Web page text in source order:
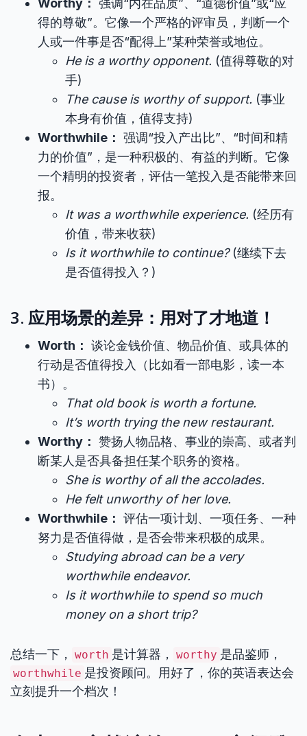
Worthy： 强调“内在品质”、“道德价值”或“应
得的尊敬”。它像一个严格的评审员，判断一个
人或一件事是否“配得上”某种荣誉或地位。
He is a worthy opponent. (值得尊敬的对
手)
The cause is worthy of support. (事业
本身有价值，值得支持)
Worthwhile： 强调“投入产出比”、“时间和精
力的价值”，是一种积极的、有益的判断。它像
一个精明的投资者，评估一笔投入是否能带来回
报。
It was a worthwhile experience. (经历有
价值，带来收获)
Is it worthwhile to continue?(继续下去
是否值得投入？)
3. 应用场景的差异：用对了才地道！
Worth： 谈论金钱价值、物品价值、或具体的
行动是否值得投入（比如看一部电影，读一本
书）。
That old book is worth a fortune.
It’s worth trying the new restaurant.
Worthy： 赞扬人物品格、事业的崇高、或者判
断某人是否具备担任某个职务的资格。
She is worthy of all the accolades.
He felt unworthy of her love.
Worthwhile： 评估一项计划、一项任务、一种
努力是否值得做，是否会带来积极的成果。
Studying abroad can be a very
worthwhile endeavor.
Is it worthwhile to spend so much
money on a short trip?
总结一下， worth 是计算器， worthy 是品鉴师，
worthwhile 是投资顾问。用好了，你的英语表达会
立刻提升一个档次！